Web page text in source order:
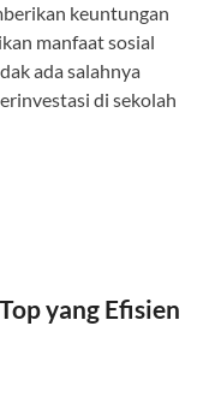
keuntungan
manfaat sosial
ada salahnya
di sekolah
yang Efisien